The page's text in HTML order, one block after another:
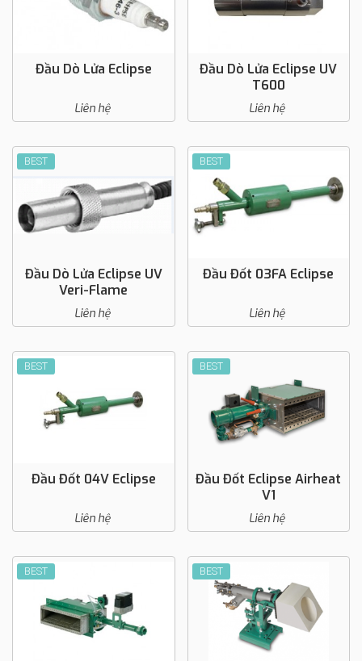
Đầu Dò Lửa Eclipse
Liên hệ
Đầu Dò Lửa Eclipse UV
T600
Liên hệ
BEST
Đầu Dò Lửa Eclipse UV
Veri-Flame
Liên hệ
BEST
Đầu Đốt 03FA Eclipse
Liên hệ
BEST
Đầu Đốt 04V Eclipse
Liên hệ
BEST
Đầu Đốt Eclipse Airheat
V1
Liên hệ
BEST BEST